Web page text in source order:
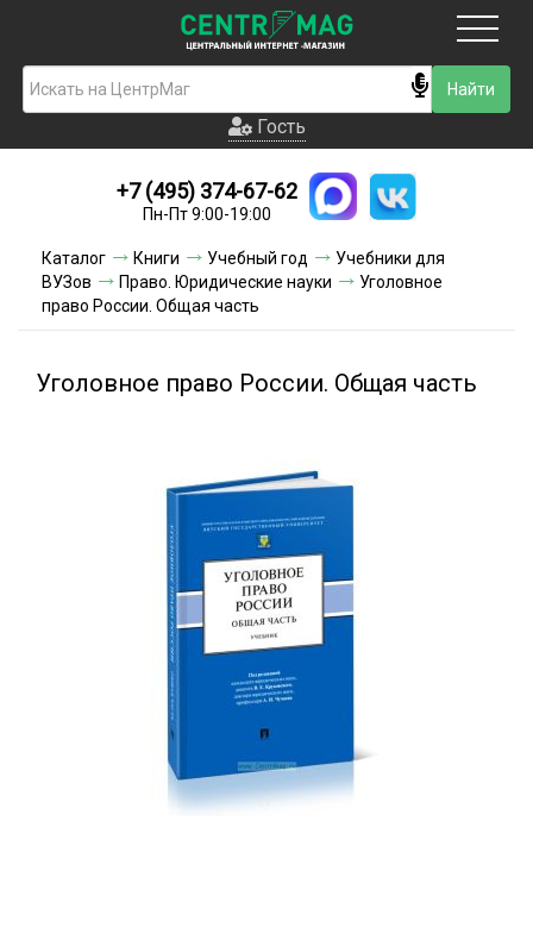
Гость
Новинки
Условия доставки
Условия оплаты
Гость
+7 (495) 374-67-62
Пн-Пт 9:00-19:00
Каталог Книги Учебный год
Учебники для
ВУЗов
Право. Юридические науки
Уголовное
право России. Общая часть
Уголовное право России. Общая часть